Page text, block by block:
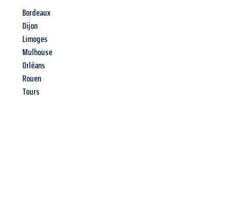
Bordeaux
Dijon
Limoges
Mulhouse
Orléans
Rouen
Tours